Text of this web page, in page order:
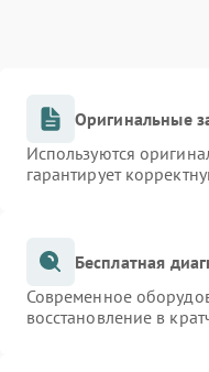
Оригинальные
Используются
гарантирует
Бесплатная
Современное
восстановление в